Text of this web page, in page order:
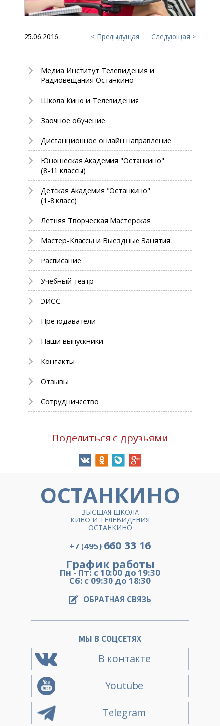
25.06.2016 Предыдущая Следующая
Медиа Институт Телевидения и
Радиовещания Останкино
Школа Кино и Телевидения
Заочное обучение
Дистанционное онлайн направление
Юношеская Академия "Останкино"
(8-11 классы)
Детская Академия "Останкино"
(1-8 класс)
Летняя Творческая Мастерская
Мастер-Классы и Выездные Занятия
Расписание
Учебный театр
ЭИОС
Преподаватели
Наши выпускники
Контакты
Отзывы
Сотрудничество
Поделиться с друзьями
ОСТАНКИНО
ВЫСШАЯ ШКОЛА
КИНО И ТЕЛЕВИДЕНИЯ
ОСТАНКИНО
+7 (495) 660 33 16
График работы
Пн - Пт: с 10:00 до 19:30
Сб: с 09:30 до 18:30
ОБРАТНАЯ СВЯЗЬ
МЫ В СОЦСЕТЯХ
В контакте
Youtube
Telegram